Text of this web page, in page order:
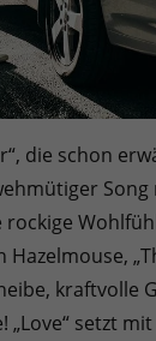
die schon
kraftvolle
setzt